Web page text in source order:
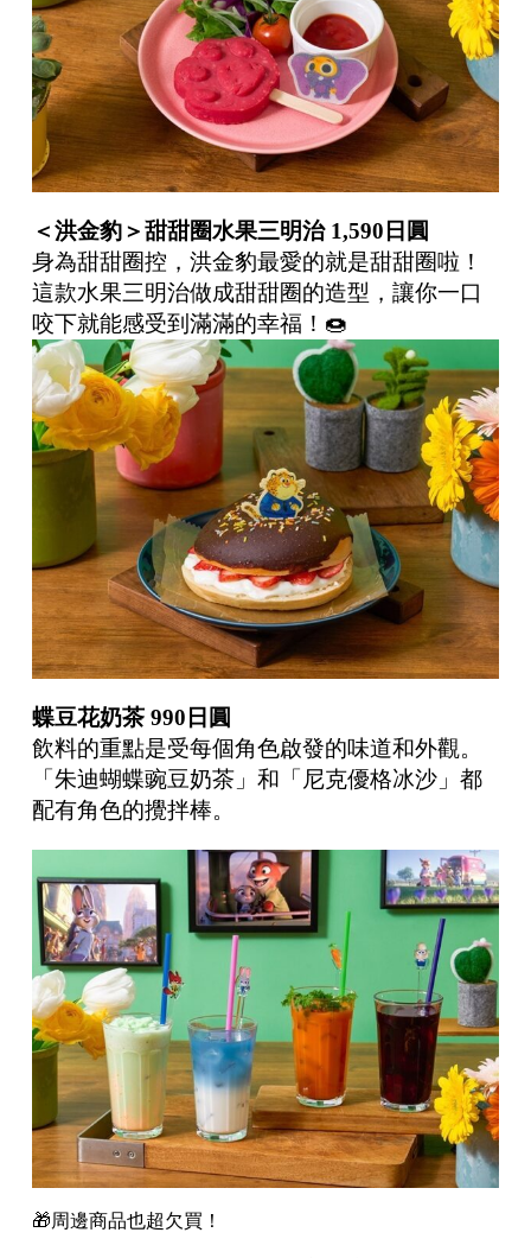
＜洪金豹＞甜甜圈水果三明治1,590 日圓
身為甜甜圈控，洪金豹最愛的就是甜甜圈啦！
這款水果三明治做成甜甜圈的造型，讓你一口
咬下就能感受到滿滿的幸福！🍩
蝶豆花奶茶990 日圓
飲料的重點是受每個角色啟發的味道和外觀。
「朱迪蝴蝶豌豆奶茶」和「尼克優格冰沙」都
配有角色的攪拌棒。
🎁周邊商品也超欠買！